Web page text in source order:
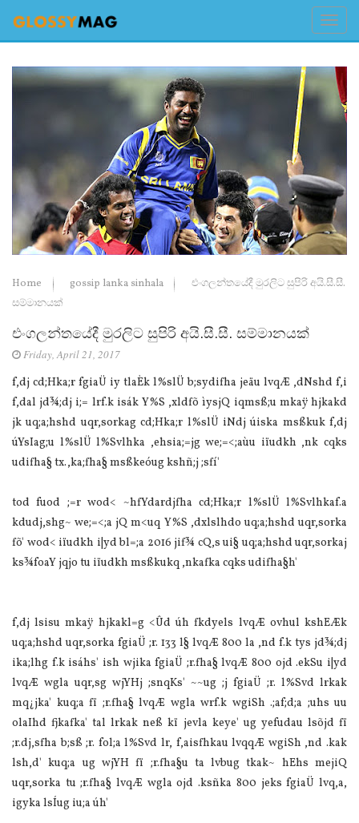
Home gossip lanka sinhala
එංගලන්තයේදී මුරලිට සුපිරි අයි.සී.සී.
සම්මානයක්‌
එංගලන්තයේදී මුරලිට සුපිරි අයි.සී.සී. සම්මානයක්‌
Friday, April 21, 2017
f,dj cd;Hka;r fgia‌Ü‌ iy tla‌Èk l%slÜ‌ b;sydifha jeäu lvqÆ ,dNshd f,i
f,dal jd¾;dj i;= lrf.k isák Y%S ,xldfõ ìysjQ iqmsß;u mkaÿ hjkakd
jk uq;a;hshd uqr,sorkag cd;Hka;r l%slÜ‌ iNdj úiska msßkuk f,dj
úYsIag;u l%slÜ‌ l%Svlhka ,ehsia‌;=jg we;=<;aùu iïudkh ,nk cqks
udifha§ tx.,ka;fha§ msßkeóug kshñ;j ;sfí'
tod fuod ;=r wod< ~hfYdardjfha cd;Hka;r l%slÜ‌ l%Svlhkaf.a
kdudj,shg~ we;=<;a jQ m<uq Y%S ,dxlslhdo uq;a;hshd uqr,sorka
fõ' wod< iïudkh i|yd bl=;a 2016 jif¾ cQ,s ui§ uq;a;hshd uqr,sorkaj
ks¾foaY jqjo tu iïudkh msßkukq ,nkafka cqks udifha§h'
f,dj lsisu mkaÿ hjkakl=g <Ûd úh fkdyels lvqÆ ovhul kshEÆk
uq;a;hshd uqr,sorka fgia‌Ü‌ ;r. 133 l§ lvqÆ 800 la‌ ,nd f.k tys jd¾;dj
ika;lhg f.k isáhs' ish wjika fgia‌Ü‌ ;r.fha§ lvqÆ 800 ojd .ekSu i|yd
lvqÆ wgla‌ uqr,sg wjYHj ;snqKs' ~~ug ;j fgia‌Ü‌ ;r. l%Svd lrkak
mq¿jka' kuq;a fï ;r.fha§ lvqÆ wgla‌ wrf.k wgiSh .;af;d;a ;uhs uu
ola‍Ihd fjkafka' tal lrkak neß kï jevla‌ keye' ug yefudau lsõjd fï
;r.dj,sfha b;sß ;r. fol;a l%Svd lr, f,aisfhkau lvqqÆ wgiSh ,nd .kak
lsh,d' kuq;a ug wjYH fï ;r.fha§u ta lvbug tkak~ hEhs mejiQ
uqr,sorka tu ;r.fha§ lvqÆ wgla‌ ojd .ksñka 800 jeks fgia‌Ü‌ lvq,a,
igyka lsÍug iu;a úh'